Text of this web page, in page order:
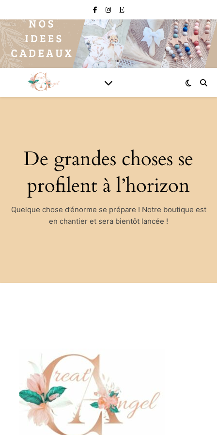
De grandes choses se
profilent à l’horizon
Quelque chose d’énorme se prépare ! Notre boutique est
en chantier et sera bientôt lancée !